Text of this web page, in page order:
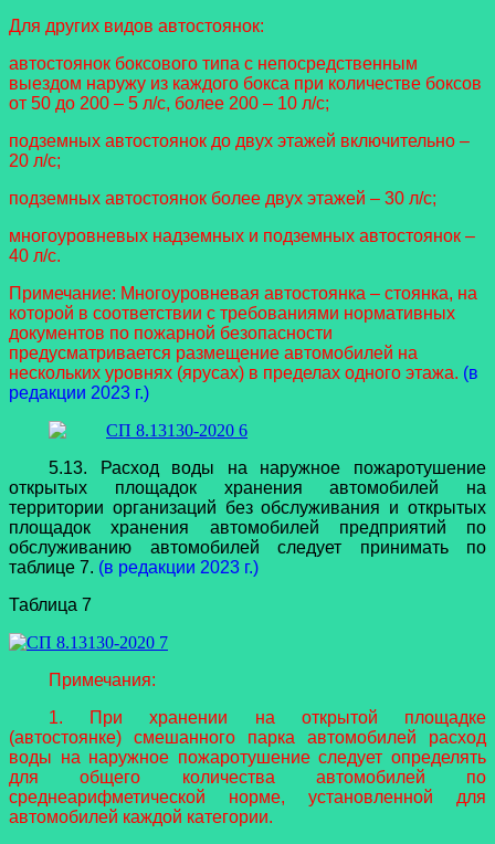
Для других видов автостоянок:
автостоянок боксового типа с непосредственным
выездом наружу из каждого бокса при количестве боксов
от 50 до 200 – 5 л/с, более 200 – 10 л/с;
подземных автостоянок до двух этажей включительно –
20 л/с;
подземных автостоянок более двух этажей – 30 л/с;
многоуровневых надземных и подземных автостоянок –
40 л/с.
Примечание: Многоуровневая автостоянка – стоянка, на
которой в соответствии с требованиями нормативных
документов по пожарной безопасности
предусматривается размещение автомобилей на
нескольких уровнях (ярусах) в пределах одного этажа. (в
редакции 2023 г.)
5.13. Расход воды на наружное пожаротушение
открытых площадок хранения автомобилей на
территории организаций без обслуживания и открытых
площадок хранения автомобилей предприятий по
обслуживанию автомобилей следует принимать по
таблице 7. (в редакции 2023 г.)
Таблица 7
Примечания:
1. При хранении на открытой площадке
(автостоянке) смешанного парка автомобилей расход
воды на наружное пожаротушение следует определять
для общего количества автомобилей по
среднеарифметической норме, установленной для
автомобилей каждой категории.